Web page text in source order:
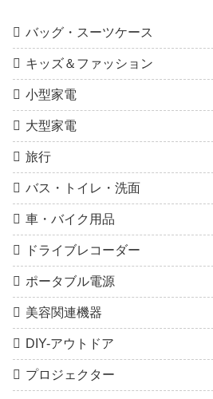
バッグ・スーツケース
キッズ＆ファッション
小型家電
大型家電
旅行
バス・トイレ・洗面
車・バイク用品
ドライブレコーダー
ポータブル電源
美容関連機器
DIY-アウトドア
プロジェクター